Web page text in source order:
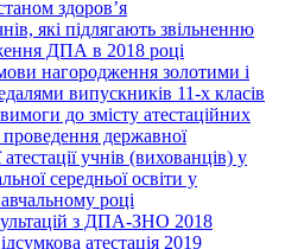
здоров’я
які підлягають звільненню
ДПА в 2018 році
нагородження золотими і
випускників 11-х класів
до змісту атестаційних
проведення державної
учнів (вихованців) у
середньої освіти у
році
з ДПА-ЗНО 2018
атестація 2019